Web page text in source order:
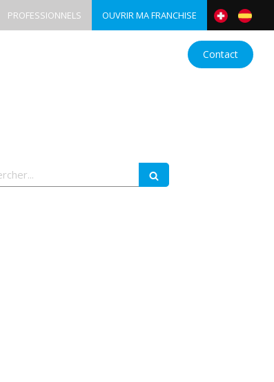
OUVRIR MA FRANCHISE
PROFESSIONNELS
Contact